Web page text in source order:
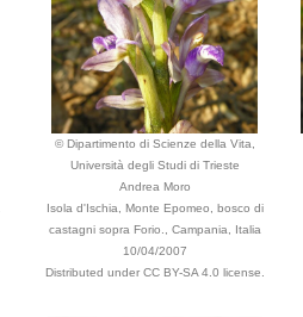
© Dipartimento di Scienze della Vita,
Università degli Studi di Trieste
Andrea Moro
Isola d'Ischia, Monte Epomeo, bosco di
castagni sopra Forio., Campania, Italia
10/04/2007
Distributed under CC BY-SA 4.0 license.